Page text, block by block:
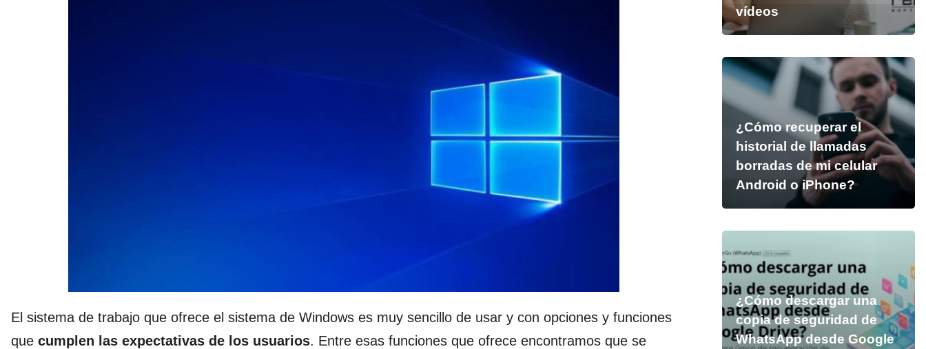
El sistema de trabajo que ofrece el sistema de Windows es muy sencillo de usar y con opciones y funciones
que cumplen las expectativas de los usuarios. Entre esas funciones que ofrece encontramos que se
vídeos
¿Cómo recuperar el
historial de llamadas
borradas de mi celular
Android o iPhone?
¿Cómo descargar una
copia de seguridad de
WhatsApp desde Google